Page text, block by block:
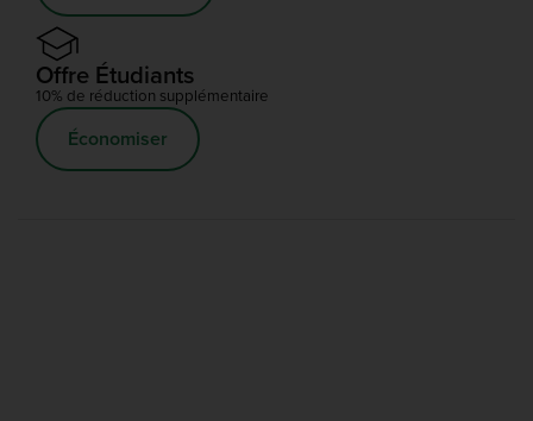
Offre Étudiants
10% de réduction supplémentaire
Économiser